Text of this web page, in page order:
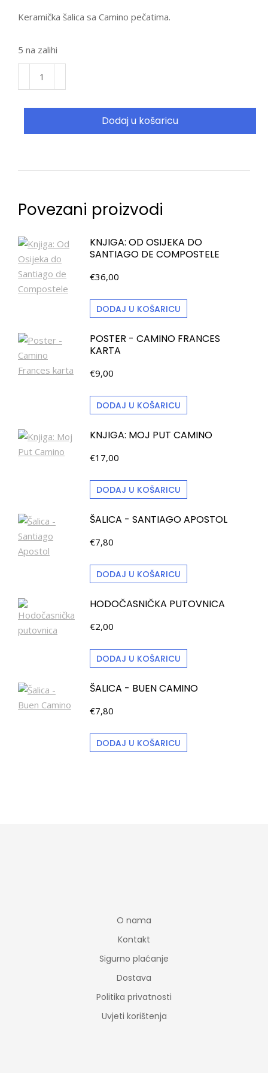
Keramička šalica sa Camino pečatima.
5 na zalihi
Dodaj u košaricu
Povezani proizvodi
KNJIGA: OD OSIJEKA DO
SANTIAGO DE COMPOSTELE
€36,00
DODAJ U KOŠARICU
POSTER - CAMINO FRANCES
KARTA
€9,00
DODAJ U KOŠARICU
KNJIGA: MOJ PUT CAMINO
€17,00
DODAJ U KOŠARICU
ŠALICA - SANTIAGO APOSTOL
€7,80
DODAJ U KOŠARICU
HODOČASNIČKA PUTOVNICA
€2,00
DODAJ U KOŠARICU
ŠALICA - BUEN CAMINO
€7,80
DODAJ U KOŠARICU
O nama
Kontakt
Sigurno plaćanje
Dostava
Politika privatnosti
Uvjeti korištenja